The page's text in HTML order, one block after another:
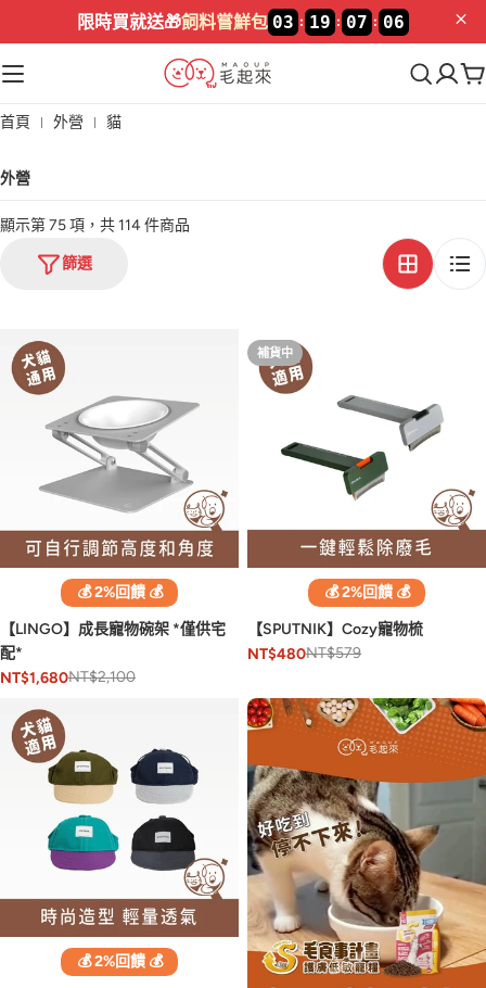
限時買就送🎁飼料嘗鮮包 03 : 19 : 07 : 06
購
物
首頁 外營 貓
外營
顯示第 75 項，共 114 件商品
篩選
💰 2%回饋 💰
【LINGO】成長寵物碗架 *僅供宅
配*
NT$1,680NT$2,100
補貨中
💰 2%回饋 💰
【SPUTNIK】Cozy寵物梳
NT$480NT$579
💰 2%回饋 💰